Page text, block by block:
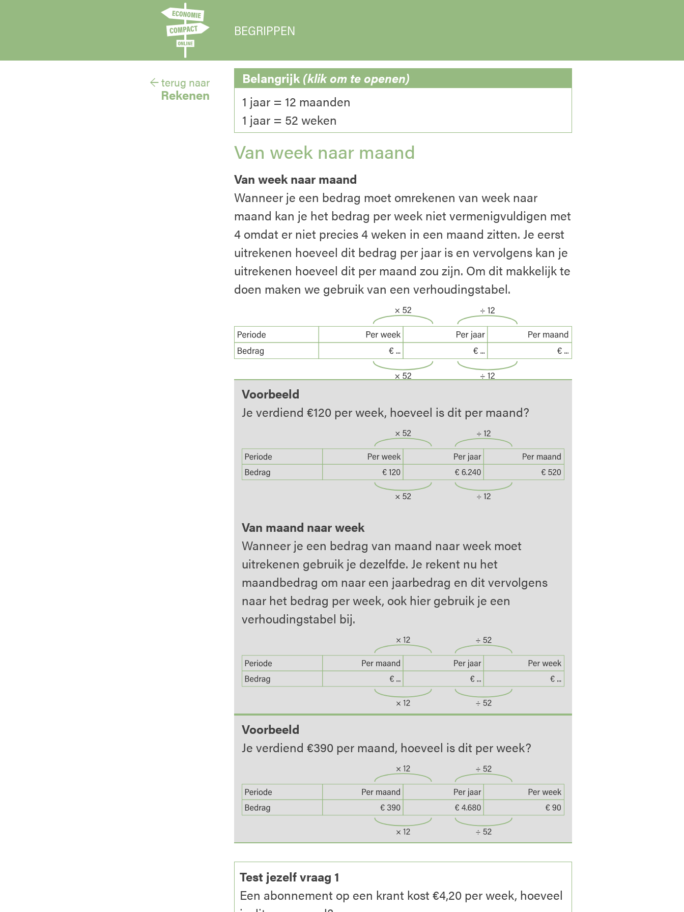
BEGRIPPEN
← terug naar
Rekenen
Belangrijk(klik om te openen)
1 jaar = 12 maanden
1 jaar = 52 weken
Van week naar maand
Van week naar maand
Wanneer je een bedrag moet omrekenen van week naar
maand kan je het bedrag per week niet vermenigvuldigen met
4 omdat er niet precies 4 weken in een maand zitten. Je eerst
uitrekenen hoeveel dit bedrag per jaar is en vervolgens kan je
uitrekenen hoeveel dit per maand zou zijn. Om dit makkelijk te
doen maken we gebruik van een verhoudingstabel.
Voorbeeld
Je verdiend €120 per week, hoeveel is dit per maand?
Van maand naar week
Wanneer je een bedrag van maand naar week moet
uitrekenen gebruik je dezelfde. Je rekent nu het
maandbedrag om naar een jaarbedrag en dit vervolgens
naar het bedrag per week, ook hier gebruik je een
verhoudingstabel bij.
Voorbeeld
Je verdiend €390 per maand, hoeveel is dit per week?
Test jezelf vraag 1
Een abonnement op een krant kost €4,20 per week, hoeveel